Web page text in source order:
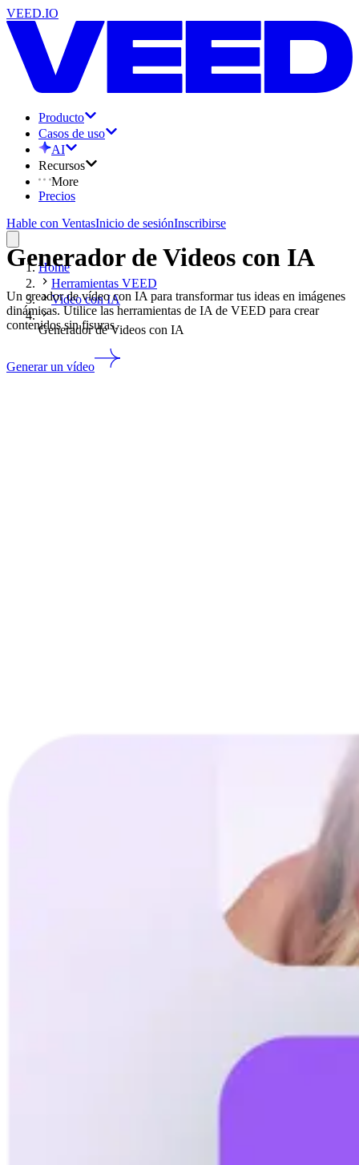
VEED.IO
Producto
Casos de uso
AI
Recursos
More
Precios
Hable con VentasInicio de sesiónInscribirse
Home
Herramientas VEED
Video con IA
Generador de Videos con IA
Generador de Videos con IA
Un creador de vídeo con IA para transformar tus ideas en imágenes
dinámicas. Utilice las herramientas de IA de VEED para crear
contenidos sin fisuras.
Generar un vídeo